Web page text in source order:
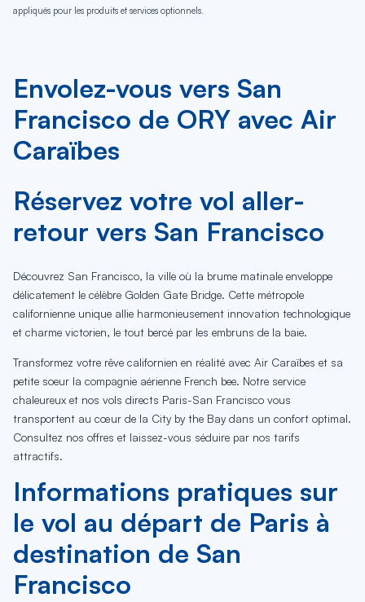
appliqués pour les produits et services optionnels.
Envolez-vous vers San
Francisco de ORY avec Air
Caraïbes
Réservez votre vol aller-
retour vers San Francisco
Découvrez San Francisco, la ville où la brume matinale enveloppe
délicatement le célèbre Golden Gate Bridge. Cette métropole
californienne unique allie harmonieusement innovation technologique
et charme victorien, le tout bercé par les embruns de la baie.
Transformez votre rêve californien en réalité avec Air Caraïbes et sa
petite soeur la compagnie aérienne French bee. Notre service
chaleureux et nos vols directs Paris-San Francisco vous
transportent au cœur de la City by the Bay dans un confort optimal.
Consultez nos offres et laissez-vous séduire par nos tarifs
attractifs.
Informations pratiques sur
le vol au départ de Paris à
destination de San
Francisco